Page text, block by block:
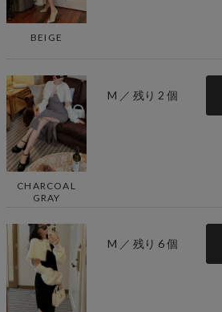
BEIGE
CHARCOAL
GRAY
M ／ 残り 2 個
M ／ 残り 6 個